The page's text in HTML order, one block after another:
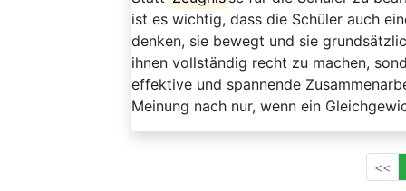
ist es wichtig, dass die Schüler auch
denken, sie bewegt und sie
ihnen vollständig recht zu machen,
effektive und spannende
Meinung nach nur, wenn ein
<<